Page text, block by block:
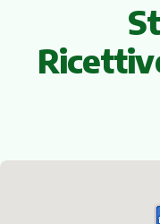
Aziende